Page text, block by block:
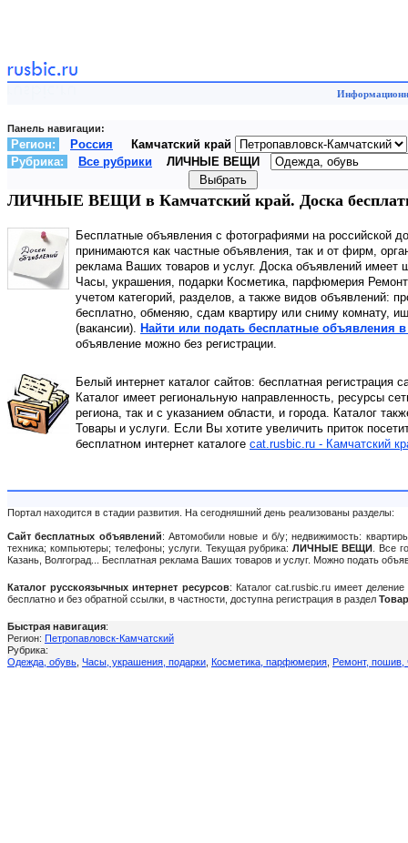
Панель навигации:
Регион: Россия
Камчатский край
Рубрика:
Все рубрики ЛИЧНЫЕ ВЕЩИ
ЛИЧНЫЕ ВЕЩИ в Камчатский край. Доска
Бесплатные объявления с фотографиями на российской
принимаются как частные объявления, так и от фирм,
реклама Ваших товаров и услуг. Доска объявлений
Часы, украшения, подарки Косметика, парфюмерия
учетом категорий, разделов, а также видов объявлений:
бесплатно, обменяю, сдам квартиру или сниму комнату,
(вакансии). Найти или подать бесплатные
объявление можно без регистрации.
Белый интернет каталог сайтов: бесплатная регистрация
Каталог имеет региональную направленность, ресурсы
региона, так и с указанием области, и города. Каталог
Товары и услуги. Если Вы хотите увеличить приток
бесплатном интернет каталоге cat.rusbic.ru - Камчатский
Портал находится в стадии развития. На сегодняшний день реализованы разделы:
Сайт бесплатных объявлений: Автомобили новые и б/у; недвижимость:
техника; компьютеры; телефоны; услуги. Текущая рубрика:ЛИЧНЫЕ ВЕЩИ . Все
Казань, Волгоград... Бесплатная реклама Ваших товаров и услуг. Можно подать
Каталог русскоязычных интернет ресурсов: Каталог cat.rusbic.ru имеет
бесплатно и без обратной ссылки, в частности, доступна регистрация в раздел
Быстрая навигация:
Регион: Петропавловск-Камчатский
Рубрика:
Одежда, обувь Часы, украшения, подарки Косметика, парфюмерия Ремонт, пошив,